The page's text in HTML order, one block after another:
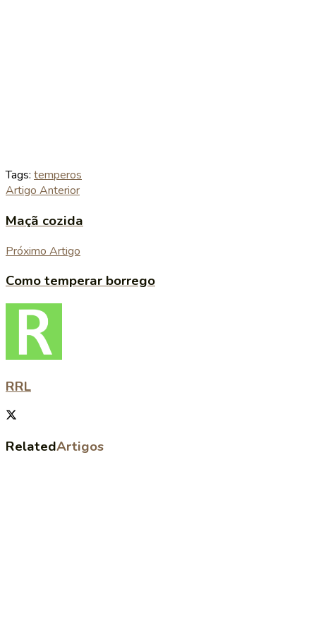
Tags: temperos
Artigo Anterior
Maçã cozida
Próximo Artigo
Como temperar borrego
RRL
RelatedArtigos